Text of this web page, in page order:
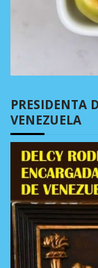
PRESIDENTA
VENEZUELA